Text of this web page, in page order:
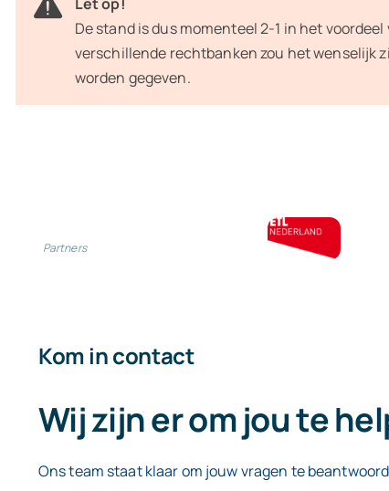
De stand is dus momenteel 2-1 in het
verschillende rechtbanken zou het wenselijk
worden gegeven.
Partners
Kom in contact
Wij zijn er om jou te
Ons team staat klaar om jouw vragen te